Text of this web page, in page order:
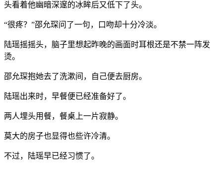
头看着他幽暗深邃的冰眸后又低下了头。
“很疼？”邵允琛问了一句，口吻却十分冷淡。
陆瑶摇摇头，脑子里想起昨晚的画面时耳根还是不禁一阵发
烫。
邵允琛抱她去了洗漱间，自己便去厨房。
陆瑶出来时，早餐便已经准备好了。
两人埋头用餐，餐桌上一片寂静。
莫大的房子也显得也些许冷清。
不过，陆瑶早已经习惯了。